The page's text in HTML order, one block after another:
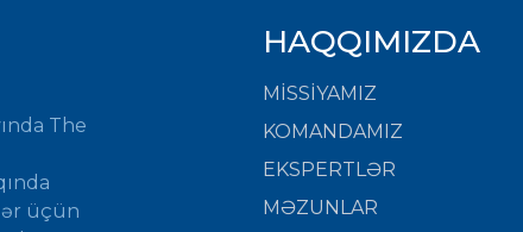
The
üçün
HAQQIMIZDA
MISSIYAMIZ
KOMANDAMIZ
EKSPERTLƏR
MƏZUNLAR